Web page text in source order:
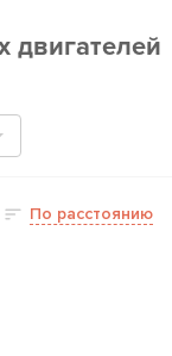
двигателей
По расстоянию